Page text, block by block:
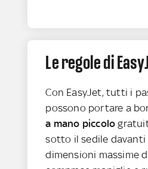
Le regole di
Con EasyJet, tutti i
possono portare a
a mano piccolo
sotto il sedile davanti
dimensioni massime